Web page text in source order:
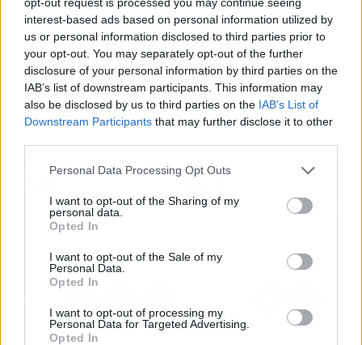
interest-based ads based on personal information utilized by
us or personal information disclosed to third parties prior to
your opt-out. You may separately opt-out of the further
disclosure of your personal information by third parties on the
IAB’s list of downstream participants. This information may
also be disclosed by us to third parties on the IAB’s List of
Downstream Participants that may further disclose it to other
Personal Data Processing Opt Outs
I want to opt-out of the Sharing of my
personal data.
Opted In
I want to opt-out of the Sale of my
Personal Data.
Opted In
I want to opt-out of processing my
Personal Data for Targeted Advertising.
Opted In
importantesla optimización de los procesos
gracias a la posibilidad de hacer un
seguimiento remoto. Esta monitorización se
puede realizar en tiempo real y desde cualquier
lugar del mundo con acceso a internet.
Pacheco Arquitectos y el
rehabilitación que se
convirtió en una villa de
sector energético, Eseo